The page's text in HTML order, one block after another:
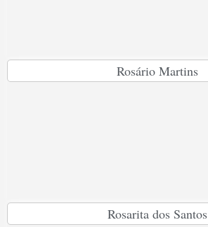
Rosário Martins
Rosarita dos Santos